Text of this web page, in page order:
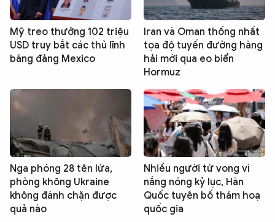
Mỹ treo thưởng 102 triệu
USD truy bắt các thủ lĩnh
băng đảng Mexico
Iran và Oman thống nhất
tọa độ tuyến đường hàng
hải mới qua eo biển
Hormuz
Nga phóng 28 tên lửa,
phòng không Ukraine
không đánh chặn được
quả nào
Nhiều người tử vong vì
nắng nóng kỷ lục, Hàn
Quốc tuyên bố thảm hoạ
quốc gia